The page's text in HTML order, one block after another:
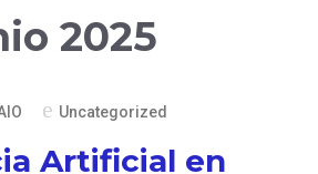
2025
Uncategorized
Artificial en